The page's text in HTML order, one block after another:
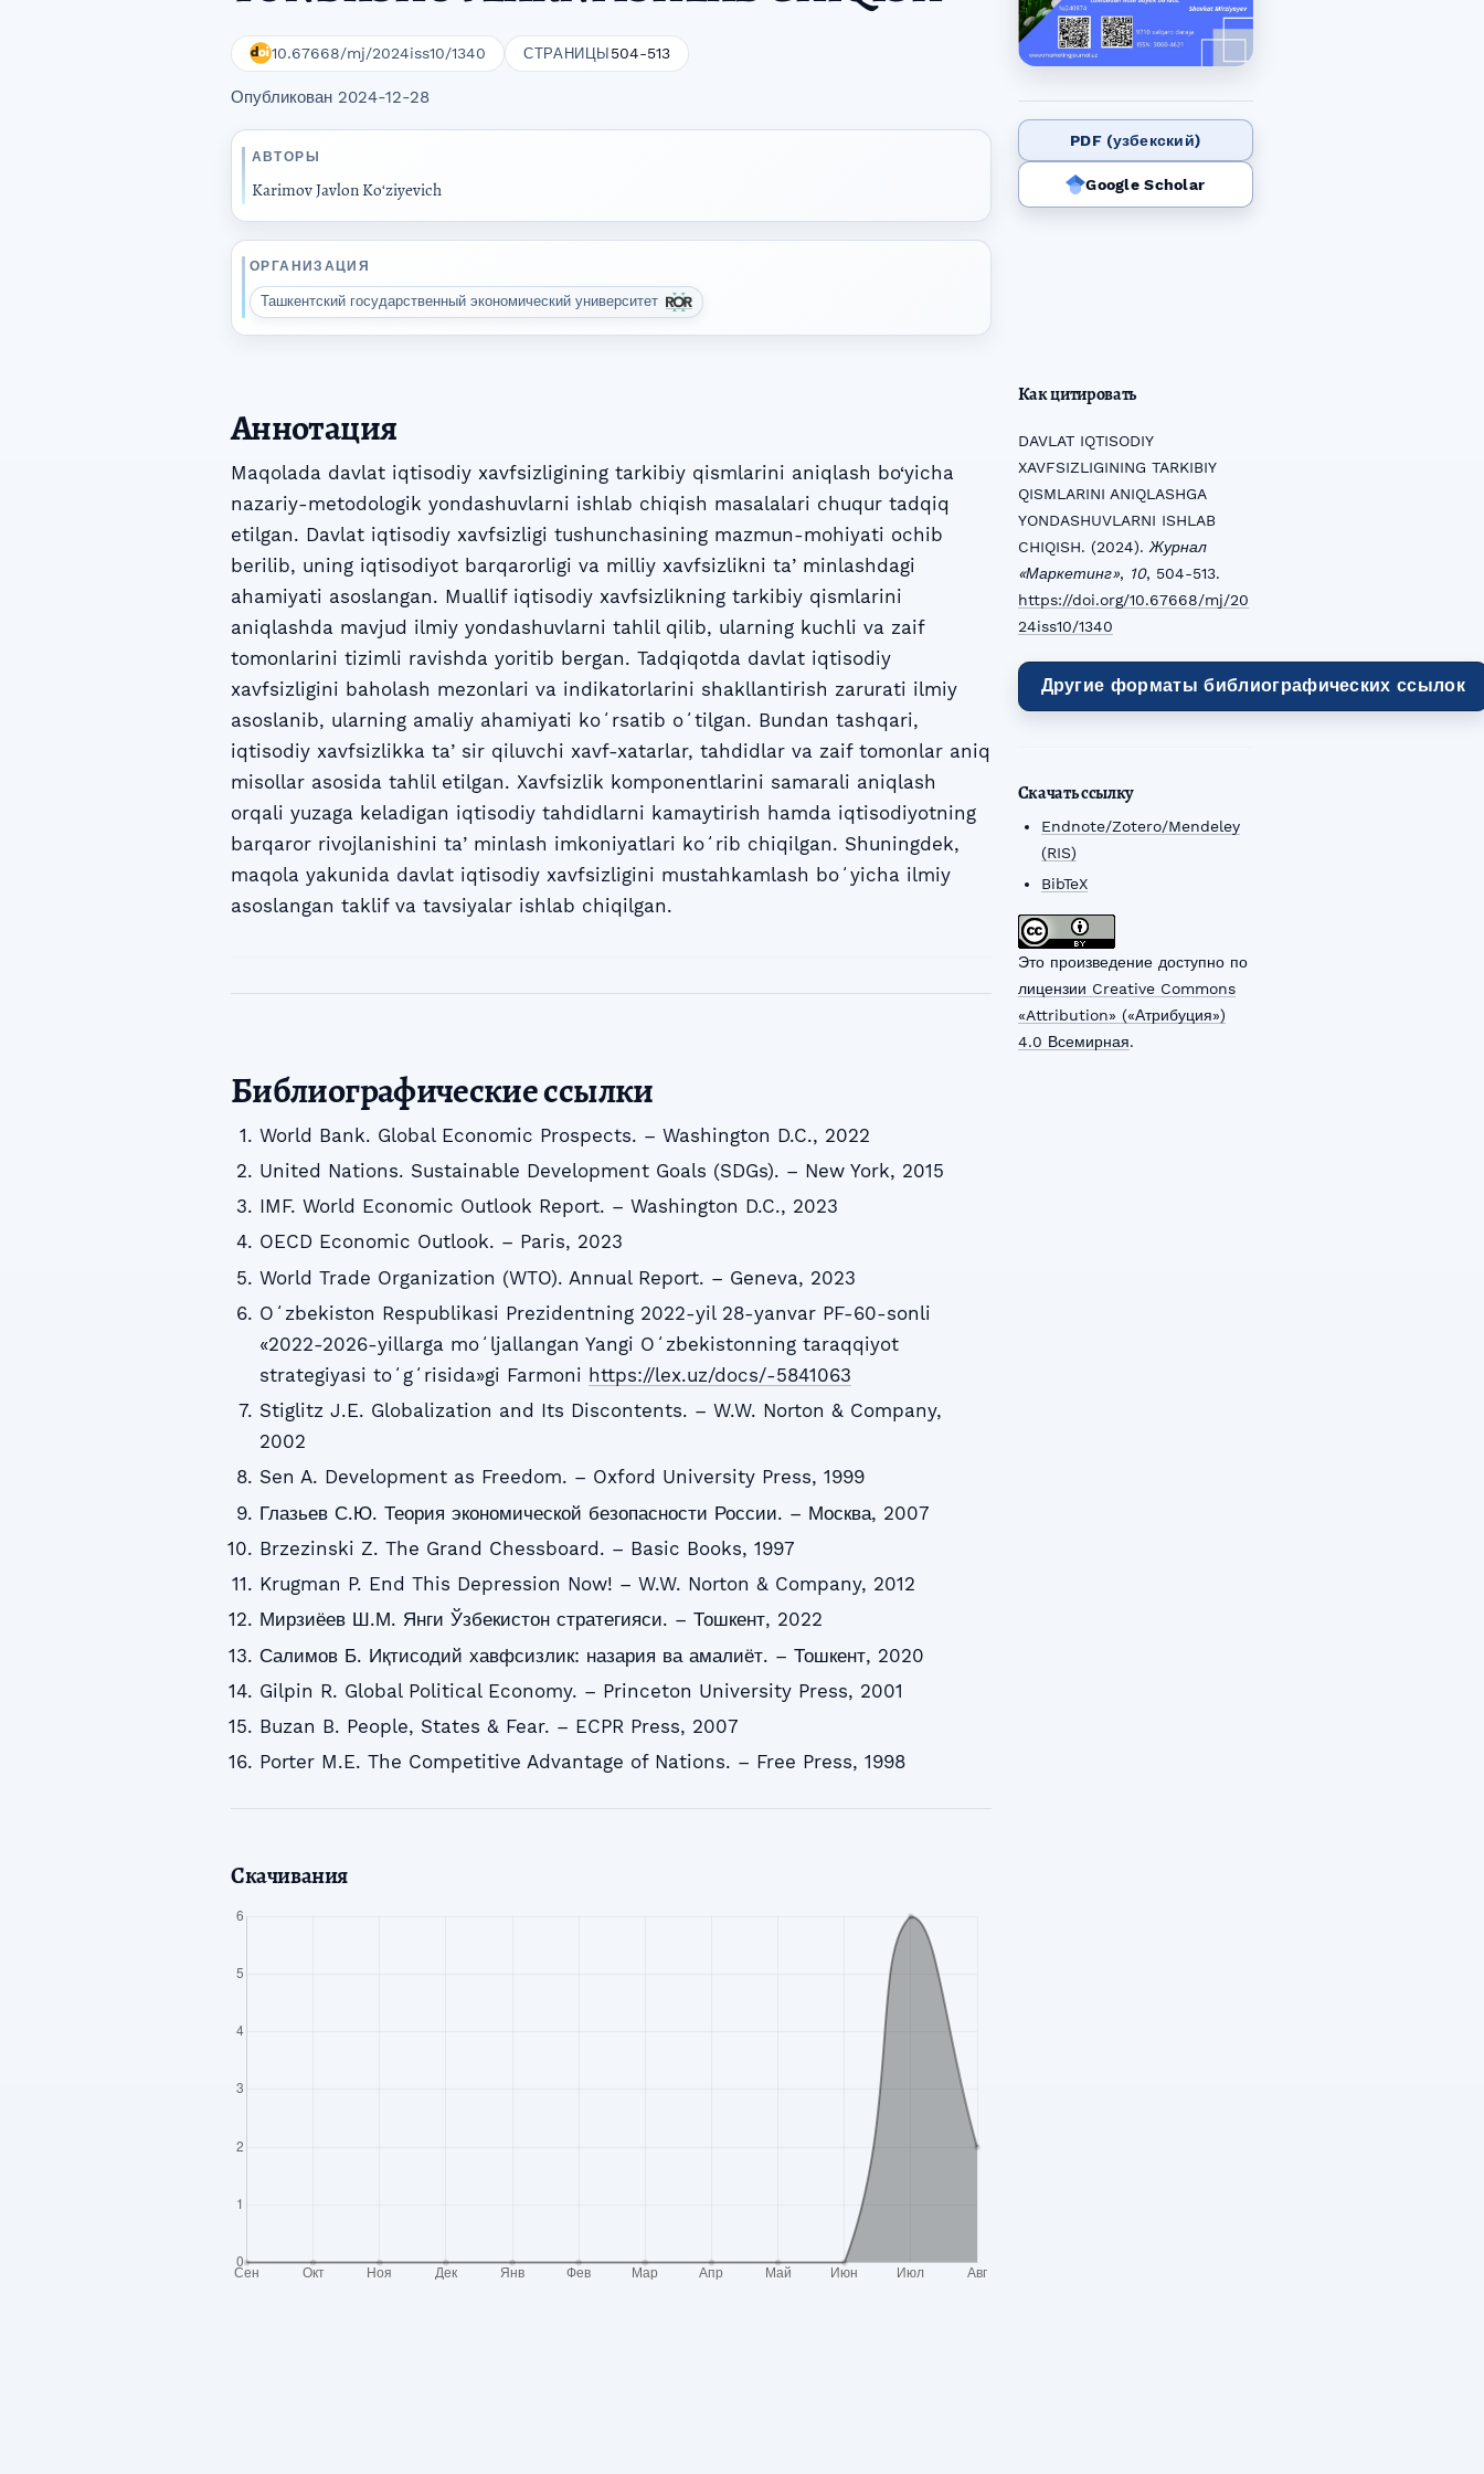
10.67668/mj/2024iss10/1340 СТРАНИЦЫ 504-513
Опубликован 2024-12-28
АВТОРЫ
Karimov Javlon Koʻziyevich
ОРГАНИЗАЦИЯ
Ташкентский государственный экономический университет
PDF (узбекский)
Google Scholar
Как цитировать
DAVLAT IQTISODIY
XAVFSIZLIGINING TARKIBIY
QISMLARINI ANIQLASHGA
YONDASHUVLARNI ISHLAB
CHIQISH. (2024). Журнал
«Маркетинг», 10, 504-513.
https://doi.org/10.67668/mj/20
24iss10/1340
Другие форматы библиографических ссылок
Скачать ссылку
Endnote/Zotero/Mendeley
(RIS)
BibTeX
Это произведение доступно по
лицензии Creative Commons
«Attribution» («Атрибуция»)
4.0 Всемирная.
Аннотация
Maqolada davlat iqtisodiy xavfsizligining tarkibiy qismlarini aniqlash bo‘yicha
nazariy-metodologik yondashuvlarni ishlab chiqish masalalari chuqur tadqiq
etilgan. Davlat iqtisodiy xavfsizligi tushunchasining mazmun-mohiyati ochib
berilib, uning iqtisodiyot barqarorligi va milliy xavfsizlikni taʼminlashdagi
ahamiyati asoslangan. Muallif iqtisodiy xavfsizlikning tarkibiy qismlarini
aniqlashda mavjud ilmiy yondashuvlarni tahlil qilib, ularning kuchli va zaif
tomonlarini tizimli ravishda yoritib bergan. Tadqiqotda davlat iqtisodiy
xavfsizligini baholash mezonlari va indikatorlarini shakllantirish zarurati ilmiy
asoslanib, ularning amaliy ahamiyati koʻrsatib oʻtilgan. Bundan tashqari,
iqtisodiy xavfsizlikka taʼsir qiluvchi xavf-xatarlar, tahdidlar va zaif tomonlar aniq
misollar asosida tahlil etilgan. Xavfsizlik komponentlarini samarali aniqlash
orqali yuzaga keladigan iqtisodiy tahdidlarni kamaytirish hamda iqtisodiyotning
barqaror rivojlanishini taʼminlash imkoniyatlari koʻrib chiqilgan. Shuningdek,
maqola yakunida davlat iqtisodiy xavfsizligini mustahkamlash boʻyicha ilmiy
asoslangan taklif va tavsiyalar ishlab chiqilgan.
Библиографические ссылки
World Bank. Global Economic Prospects. – Washington D.C., 2022
United Nations. Sustainable Development Goals (SDGs). – New York, 2015
IMF. World Economic Outlook Report. – Washington D.C., 2023
OECD Economic Outlook. – Paris, 2023
World Trade Organization (WTO). Annual Report. – Geneva, 2023
Oʻzbekiston Respublikasi Prezidentning 2022-yil 28-yanvar PF-60-sonli
«2022-2026-yillarga moʻljallangan Yangi Oʻzbekistonning taraqqiyot
strategiyasi toʻgʻrisida»gi Farmoni https://lex.uz/docs/-5841063
Stiglitz J.E. Globalization and Its Discontents. – W.W. Norton & Company,
2002
Sen A. Development as Freedom. – Oxford University Press, 1999
Глазьев С.Ю. Теория экономической безопасности России. – Москва, 2007
Brzezinski Z. The Grand Chessboard. – Basic Books, 1997
Krugman P. End This Depression Now! – W.W. Norton & Company, 2012
Мирзиёев Ш.М. Янги Ўзбекистон стратегияси. – Тошкент, 2022
Салимов Б. Иқтисодий хавфсизлик: назария ва амалиёт. – Тошкент, 2020
Gilpin R. Global Political Economy. – Princeton University Press, 2001
Buzan B. People, States & Fear. – ECPR Press, 2007
Porter M.E. The Competitive Advantage of Nations. – Free Press, 1998
Скачивания